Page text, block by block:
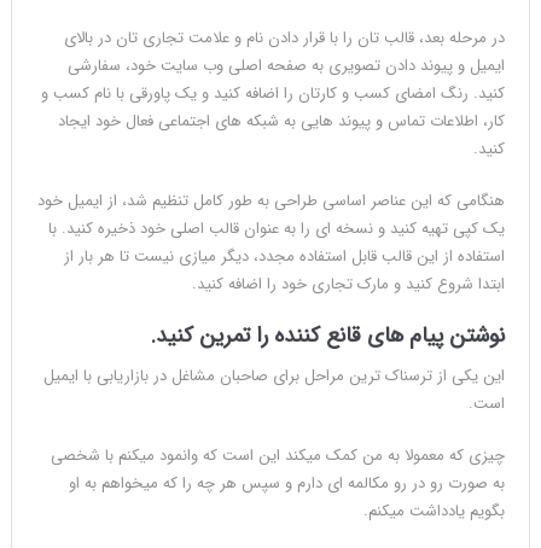
در مرحله بعد، قالب تان را با قرار دادن نام و علامت تجاری تان در بالای
ایمیل و پیوند دادن تصویری به صفحه اصلی وب سایت خود، سفارشی
کنید. رنگ امضای کسب و کارتان را اضافه کنید و یک پاورقی با نام کسب و
کار، اطلاعات تماس و پیوند هایی به شبکه های اجتماعی فعال خود ایجاد
کنید.
هنگامی که این عناصر اساسی طراحی به طور کامل تنظیم شد، از ایمیل خود
یک کپی تهیه کنید و نسخه ای را به عنوان قالب اصلی خود ذخیره کنید. با
استفاده از این قالب قابل استفاده مجدد، دیگر میازی نیست تا هر بار از
ابتدا شروع کنید و مارک تجاری خود را اضافه کنید.
نوشتن پیام های قانع کننده را تمرین کنید.
این یکی از ترسناک ترین مراحل برای صاحبان مشاغل در بازاریابی با ایمیل
است.
چیزی که معمولا به من کمک میکند این است که وانمود میکنم با شخصی
به صورت رو در رو مکالمه ای دارم و سپس هر چه را که میخواهم به او
بگویم یادداشت میکنم.